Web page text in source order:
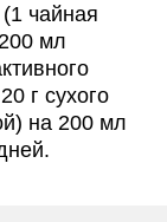
чайная
мл
г сухого
на 200 мл